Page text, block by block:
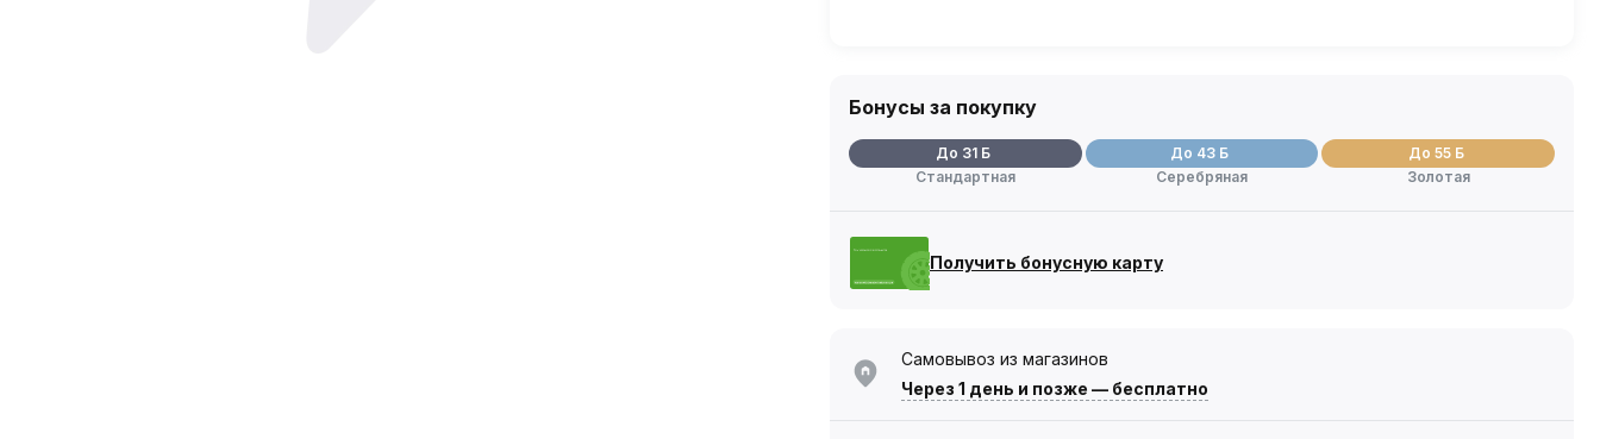
Бонусы за покупку
До 31 Б
Стандартная
До 43 Б
Серебряная
До 55 Б
Золотая
Получить бонусную карту
Самовывоз из магазинов
Через 1 день и позже — бесплатно